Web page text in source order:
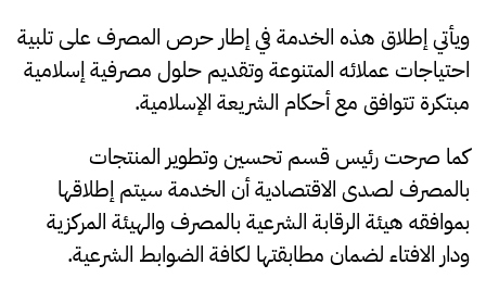
ويأتي إطلاق هذه الخدمة في إطار حرص المصرف على تلبية
احتياجات عملائه المتنوعة وتقديم حلول مصرفية إسلامية
مبتكرة تتوافق مع أحكام الشريعة الإسلامية.
كما صرحت رئيس قسم تحسين وتطوير المنتجات
بالمصرف لصدى الاقتصادية أن الخدمة سيتم إطلاقها
بموافقه هيئة الرقابة الشرعية بالمصرف والهيئة المركزية
ودار الافتاء لضمان مطابقتها لكافة الضوابط الشرعية.